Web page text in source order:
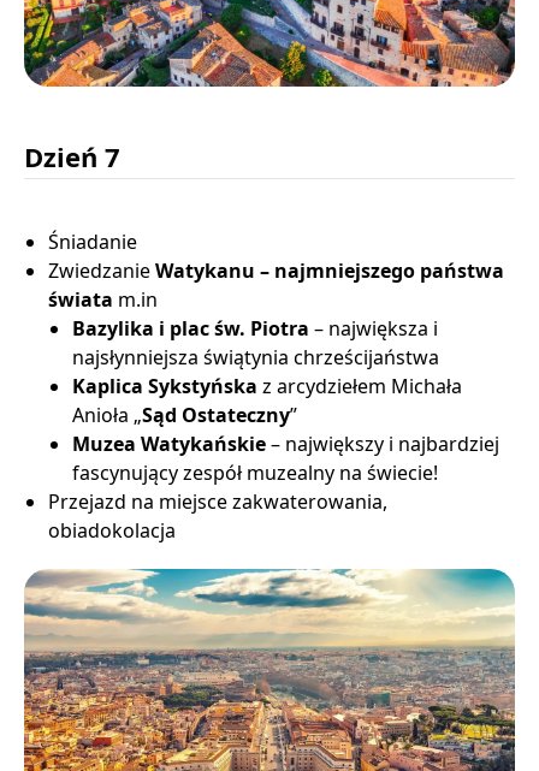
Dzień 7
Śniadanie
ZwiedzanieWatykanu – najmniejszego państwa
świata m.in
Bazylika i plac św. Piotra – największa i
najsłynniejsza świątynia chrześcijaństwa
Kaplica Sykstyńska z arcydziełem Michała
Anioła „Sąd Ostateczny”
Muzea Watykańskie– największy i najbardziej
fascynujący zespół muzealny na świecie!
Przejazd na miejsce zakwaterowania,
obiadokolacja